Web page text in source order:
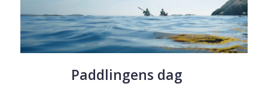
Paddlingens dag